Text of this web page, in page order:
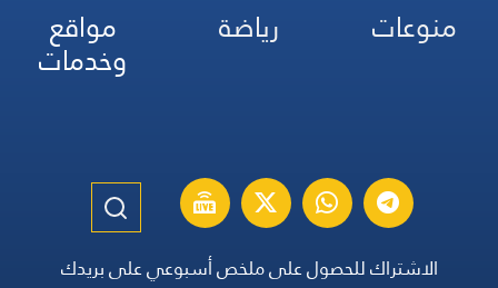
منوعات
رياضة مواقع
وخدمات
الاشتراك للحصول على ملخص أسبوعي على بريدك